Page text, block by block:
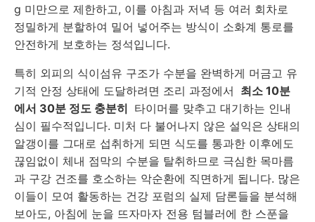
g 미만으로 제한하고, 이를 아침과 저녁 등 여러 회차로
정밀하게 분할하여 밀어 넣어주는 방식이 소화계 통로를
안전하게 보호하는 정석입니다.
특히 외피의 식이섬유 구조가 수분을 완벽하게 머금고 유
기적 안정 상태에 도달하려면 조리 과정에서 최소 10분
에서 30분 정도 충분히 타이머를 맞추고 대기하는 인내
심이 필수적입니다. 미처 다 불어나지 않은 설익은 상태의
알갱이를 그대로 섭취하게 되면 식도를 통과한 이후에도
끊임없이 체내 점막의 수분을 탈취하므로 극심한 목마름
과 구강 건조를 호소하는 악순환에 직면하게 됩니다. 많은
이들이 모여 활동하는 건강 포럼의 실제 담론들을 분석해
보아도, 아침에 눈을 뜨자마자 전용 텀블러에 한 스푼을